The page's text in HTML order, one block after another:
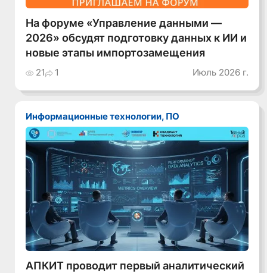
На форуме «Управление данными —
2026» обсудят подготовку данных к ИИ и
новые этапы импортозамещения
21 1 Июль 2026 г.
Информационные технологии, ПО
АПКИТ проводит первый аналитический